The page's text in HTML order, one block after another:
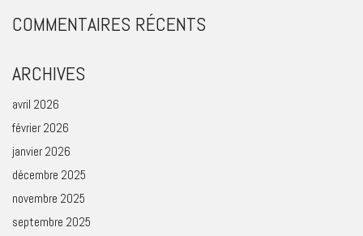
COMMENTAIRES RÉCENTS
ARCHIVES
avril 2026
février 2026
janvier 2026
décembre 2025
novembre 2025
septembre 2025